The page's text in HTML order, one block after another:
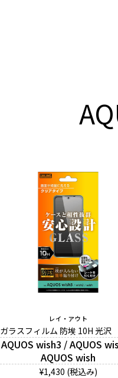
レイ・アウト
ガラスフィルム 防埃 10H 光沢
AQUOS wish3 / AQUOS
AQUOS wish
¥1,430 (税込み)